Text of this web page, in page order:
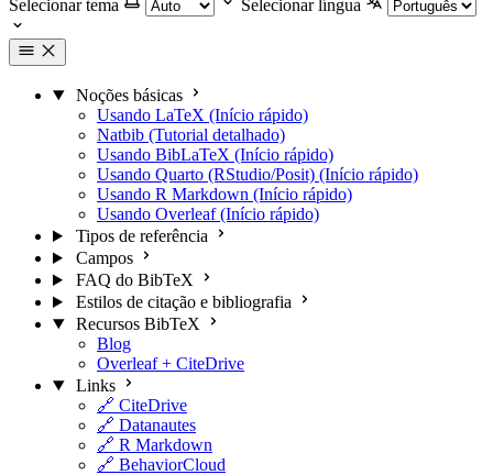
Selecionar tema
Selecionar língua
Noções básicas
Usando LaTeX (Início rápido)
Natbib (Tutorial detalhado)
Usando BibLaTeX (Início rápido)
Usando Quarto (RStudio/Posit) (Início rápido)
Usando R Markdown (Início rápido)
Usando Overleaf (Início rápido)
Tipos de referência
Campos
FAQ do BibTeX
Estilos de citação e bibliografia
Recursos BibTeX
Blog
Overleaf + CiteDrive
Links
🔗 CiteDrive
🔗 Datanautes
🔗 R Markdown
🔗 BehaviorCloud